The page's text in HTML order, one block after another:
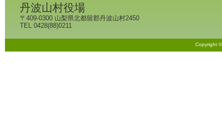
丹波山村役場
〒409-0300 山梨県北都留郡丹波山村2450
TEL 0428(88)0211
Copyright